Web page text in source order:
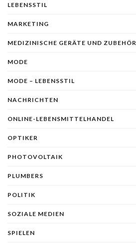
LEBENSSTIL
MARKETING
MEDIZINISCHE GERÄTE UND ZUBEHÖR
MODE
MODE – LEBENSSTIL
NACHRICHTEN
ONLINE-LEBENSMITTELHANDEL
OPTIKER
PHOTOVOLTAIK
PLUMBERS
POLITIK
SOZIALE MEDIEN
SPIELEN